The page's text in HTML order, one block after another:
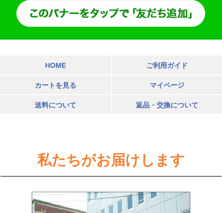
HOME ご利用ガイド
カートを見る マイページ
送料について 返品・交換について
私たちがお届けします